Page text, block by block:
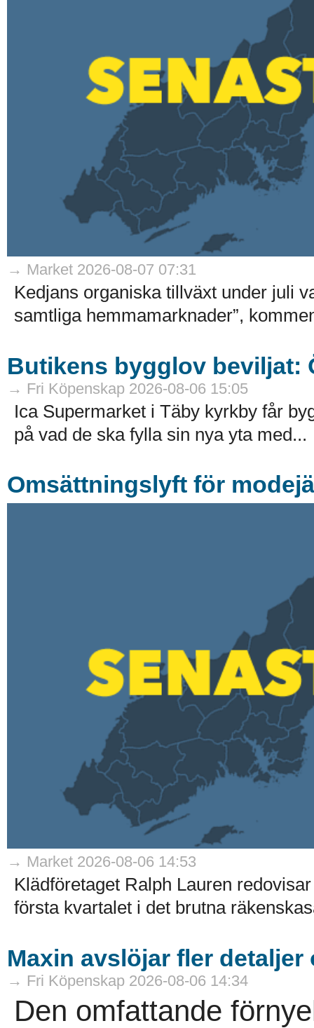
→ Market 2026-08-07 07:31
Kedjans organiska tillväxt under juli
samtliga hemmamarknader”,
Butikens bygglov beviljat:
→ Fri Köpenskap 2026-08-06 15:05
Ica Supermarket i Täby kyrkby får
på vad de ska fylla sin nya yta med...
Omsättningslyft för
→ Market 2026-08-06 14:53
Klädföretaget Ralph Lauren
första kvartalet i det brutna
Maxin avslöjar fler
→ Fri Köpenskap 2026-08-06 14:34
Den omfattande